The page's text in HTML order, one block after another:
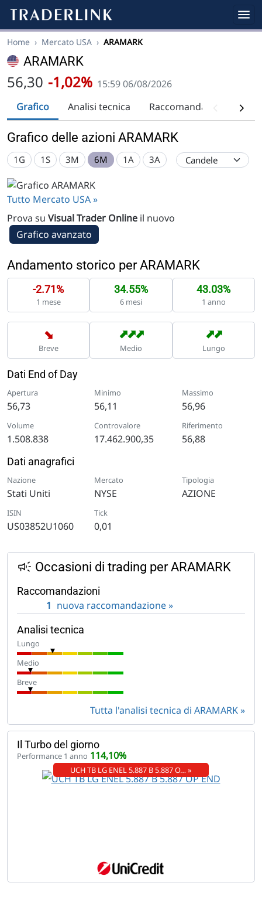
Home › Mercato USA › ARAMARK
ARAMARK
56,30 -1,02% 15:59 06/08/2026
Grafico
Analisi tecnica Raccomandazioni
Grafico delle azioni ARAMARK
1G 1S 3M 6M 1A 3A
Tutto Mercato USA »
Prova su Visual Trader Online il nuovo
Grafico avanzato
Andamento storico per ARAMARK
-2.71%
1 mese
34.55%
6 mesi
43.03%
1 anno
➡
Breve
➡
➡
➡
Medio
➡
➡
Lungo
Dati End of Day
Apertura
56,73
Minimo
56,11
Massimo
56,96
Volume
1.508.838
Controvalore
17.462.900,35
Riferimento
56,88
Dati anagrafici
Nazione
Stati Uniti
Mercato
NYSE
Tipologia
AZIONE
ISIN
US03852U1060
Tick
0,01
Occasioni di trading per ARAMARK
Raccomandazioni
1 nuova raccomandazione »
Analisi tecnica
Lungo
Medio
Breve
Tutta l'analisi tecnica di ARAMARK
Il Turbo del giorno
Performance 1 anno 114,10%
UCH TB LG ENEL 5.887 B 5.887 O… »